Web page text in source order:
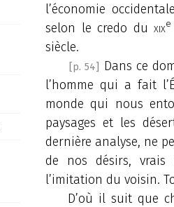
l’économie
selon le credo duxixe
siècle.
[p. 54]
Dans ce
l’homme qui a fait
monde qui nous
paysages et les
dernière analyse, ne
de nos désirs,
l’imitation du voisin.
D’où il suit que